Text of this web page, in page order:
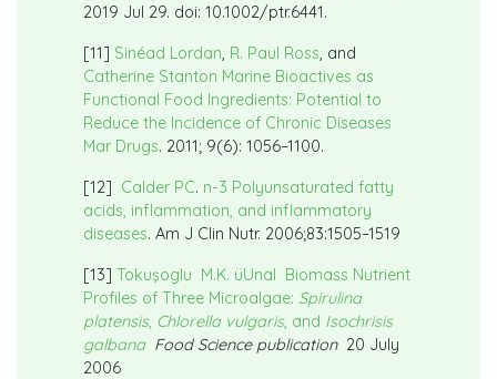
2019 Jul 29. doi: 10.1002/ptr.6441.
[11] Sinéad Lordan, R. Paul Ross, and
Catherine Stanton Marine Bioactives as
Functional Food Ingredients: Potential to
Reduce the Incidence of Chronic Diseases
Mar Drugs. 2011; 9(6): 1056–1100.
[12] Calder PC. n-3 Polyunsaturated fatty
acids, inflammation, and inflammatory
diseases. Am J Clin Nutr. 2006;83:1505–1519
[13] Tokuşoglu M.K. üUnal Biomass Nutrient
Profiles of Three Microalgae: Spirulina
platensis, Chlorella vulgaris, and Isochrisis
galbana Food Science publication 20 July
2006